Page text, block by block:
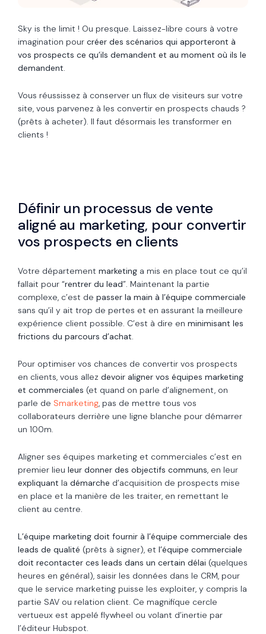
Sky is the limit ! Ou presque. Laissez-libre cours à votre
imagination pour créer des scénarios qui apporteront à
vos prospects ce qu’ils demandent et au moment où ils le
demandent.
Vous réussissez à conserver un flux de visiteurs sur votre
site, vous parvenez à les convertir en prospects chauds ?
(prêts à acheter). Il faut désormais les transformer en
clients !
Définir un processus de vente
aligné au marketing, pour convertir
vos prospects en clients
Votre département marketing a mis en place tout ce qu’il
fallait pour “rentrer du lead”. Maintenant la partie
complexe, c’est de passer la main à l’équipe commerciale
sans qu’il y ait trop de pertes et en assurant la meilleure
expérience client possible. C’est à dire en minimisant les
frictions du parcours d’achat.
Pour optimiser vos chances de convertir vos prospects
en clients, vous allez devoir aligner vos équipes marketing
et commerciales (et quand on parle d’alignement, on
parle de Smarketing, pas de mettre tous vos
collaborateurs derrière une ligne blanche pour démarrer
un 100m.
Aligner ses équipes marketing et commerciales c’est en
premier lieu leur donner des objectifs communs, en leur
expliquant la démarche d’acquisition de prospects mise
en place et la manière de les traiter, en remettant le
client au centre.
L’équipe marketing doit fournir à l’équipe commerciale des
leads de qualité (prêts à signer), et l’équipe commerciale
doit recontacter ces leads dans un certain délai (quelques
heures en général), saisir les données dans le CRM, pour
que le service marketing puisse les exploiter, y compris la
partie SAV ou relation client. Ce magnifique cercle
vertueux est appelé flywheel ou volant d’inertie par
l’éditeur Hubspot.